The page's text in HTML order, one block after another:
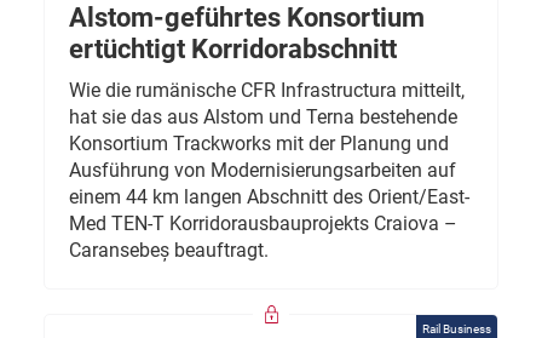
Alstom-geführtes Konsortium
ertüchtigt Korridorabschnitt
Wie die rumänische CFR Infrastructura mitteilt,
hat sie das aus Alstom und Terna bestehende
Konsortium Trackworks mit der Planung und
Ausführung von Modernisierungsarbeiten auf
einem 44 km langen Abschnitt des Orient/East-
Med TEN-T Korridorausbauprojekts Craiova –
Caransebeș beauftragt.
Rail Business